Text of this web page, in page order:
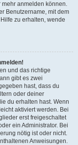
anmelden können.
Benutzername, mit dem
zu erhalten, wende
und das richtige
gibt es zwei
hast, dass du
oder deiner
du erhalten hast. Wenn
aktiviert werden. Bei
erst freigeschaltet
ein Administrator. Bei
nötig ist oder nicht.
Anweisungen.